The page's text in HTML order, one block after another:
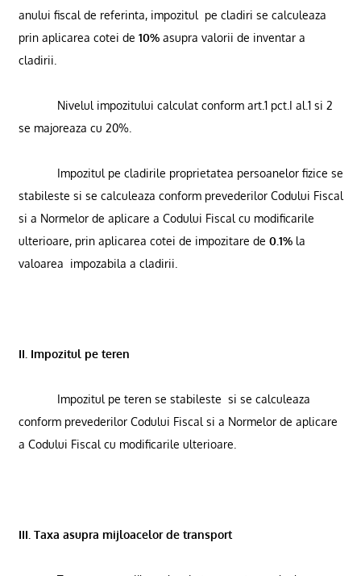
anului fiscal de referinta, impozitul pe cladiri se calculeaza
prin aplicarea cotei de 10%asupra valorii de inventar a
cladirii.
Nivelul impozitului calculat conform art.1 pct.I al.1 si 2
se majoreaza cu 20%.
Impozitul pe cladirile proprietatea persoanelor fizice se
stabileste si se calculeaza conform prevederilor Codului Fiscal
si a Normelor de aplicare a Codului Fiscal cu modificarile
ulterioare, prin aplicarea cotei de impozitare de 0.1%la
valoarea impozabila a cladirii.
II. Impozitul pe teren
Impozitul pe teren se stabileste si se calculeaza
conform prevederilor Codului Fiscal si a Normelor de aplicare
a Codului Fiscal cu modificarile ulterioare.
III. Taxa asupra mijloacelor de transport